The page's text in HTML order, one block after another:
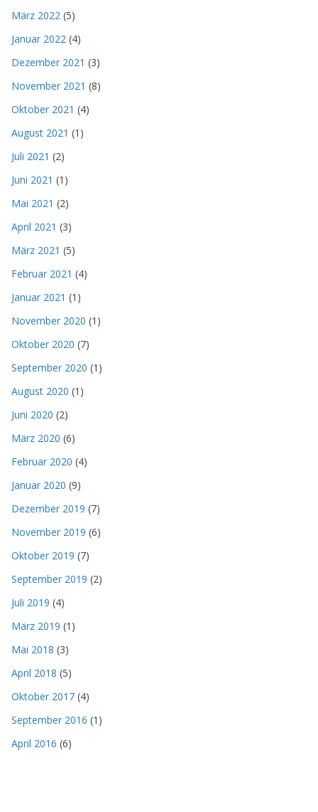
März 2022 (5)
Januar 2022 (4)
Dezember 2021 (3)
November 2021 (8)
Oktober 2021 (4)
August 2021 (1)
Juli 2021 (2)
Juni 2021 (1)
Mai 2021 (2)
April 2021 (3)
März 2021 (5)
Februar 2021 (4)
Januar 2021 (1)
November 2020 (1)
Oktober 2020 (7)
September 2020 (1)
August 2020 (1)
Juni 2020 (2)
März 2020 (6)
Februar 2020 (4)
Januar 2020 (9)
Dezember 2019 (7)
November 2019 (6)
Oktober 2019 (7)
September 2019 (2)
Juli 2019 (4)
März 2019 (1)
Mai 2018 (3)
April 2018 (5)
Oktober 2017 (4)
September 2016 (1)
April 2016 (6)